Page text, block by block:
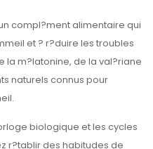
un compl?ment alimentaire qui
et ? r?duire les troubles
la m?latonine, de la val?riane
naturels connus pour
biologique et les cycles
r?tablir des habitudes de